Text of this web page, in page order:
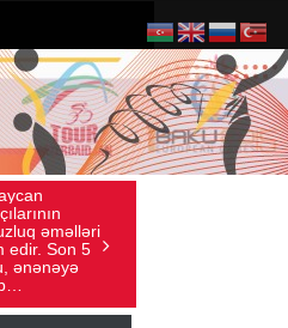
gününü vətənində
etməsə də,
hər zaman
yurdu ilə
Baxış sayı: 238